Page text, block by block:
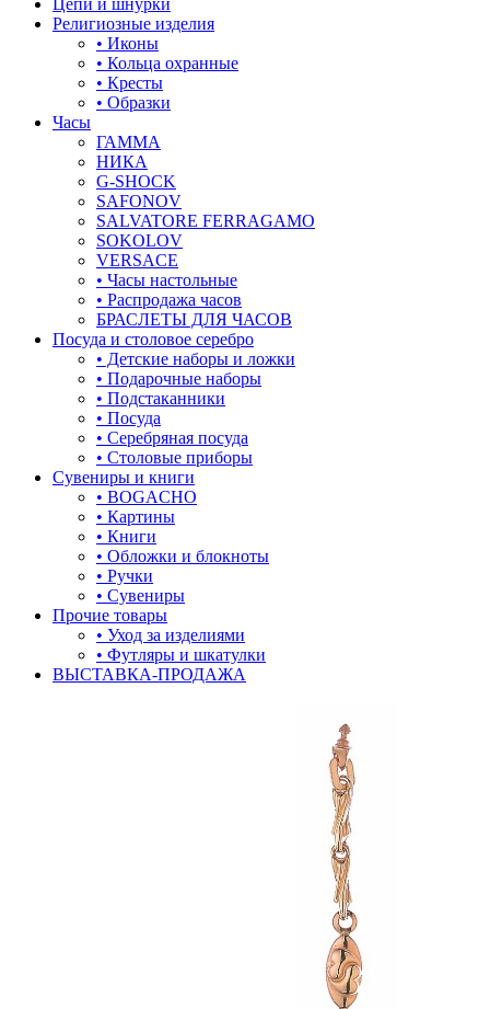
Цепи и шнурки
Религиозные изделия
• Иконы
• Кольца охранные
• Кресты
• Образки
Часы
ГАММА
НИКА
G-SHOCK
SAFONOV
SALVATORE FERRAGAMO
SOKOLOV
VERSACE
• Часы настольные
• Распродажа часов
БРАСЛЕТЫ ДЛЯ ЧАСОВ
Посуда и столовое серебро
• Детские наборы и ложки
• Подарочные наборы
• Подстаканники
• Посуда
• Серебряная посуда
• Столовые приборы
Сувениры и книги
• BOGACHO
• Картины
• Книги
• Обложки и блокноты
• Ручки
• Сувениры
Прочие товары
• Уход за изделиями
• Футляры и шкатулки
ВЫСТАВКА-ПРОДАЖА